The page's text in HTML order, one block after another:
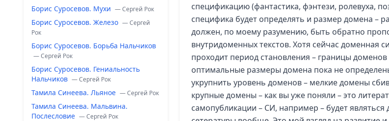
Борис Суросевов. Мухи — Сергей Рок
Борис Суросевов. Железо — Сергей
Рок
Борис Суросевов. Борьба Нальчиков
— Сергей Рок
Борис Суросевов. Гениальность
Нальчиков — Сергей Рок
Тамила Синеева. Льяное — Сергей Рок
Тамила Синеева. Мальвина.
Послесловие — Сергей Рок
спецификацию (фантастика, фэнтези, ролевуха,
специфика будет определять и размер домена –
должен, по моему разумению, быть обратно
внутридоменных текстов. Хотя сейчас доменная
проходит период становления – границы
оптимальные размеры домена пока не
укрупнить уровень доменов – мелкие домены
крупные домены – как вы уже поняли – это
самопубликации – СИ, например – будет